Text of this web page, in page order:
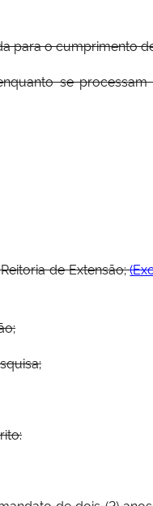
para o cumprimento
se
de Extensão;